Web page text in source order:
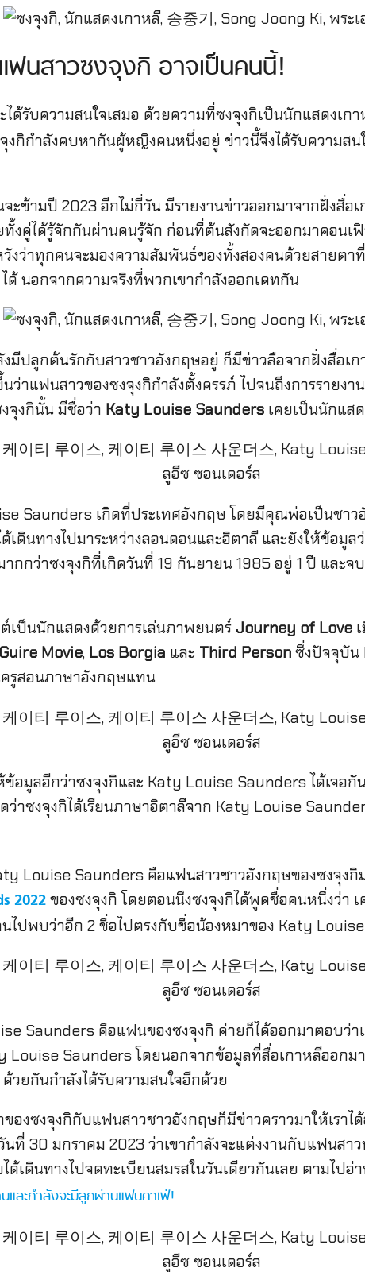
ฟนสาวซงจุงกิ อาจเป็นคนนี้!
ได้รับความสนใจเสมอ ด้วยความที่ซงจุงกิเป็นนักแสดงเ
งกิกำลังคบหากันผู้หญิงคนหนึ่งอยู่ ข่าวนี้จึงได้รับความส
ะข้ามปี 2023 อีกไม่กี่วัน มีรายงานข่าวออกมาจากฝั่งสื่
ทั้งคู่ได้รู้จักกันผ่านคนรู้จัก ก่อนที่ต้นสังกัดจะออกมาคอนเ
ว่าทุกคนจะมองความสัมพันธ์ของทั้งสองคนด้วยสายตา
ด้ นอกจากความจริงที่พวกเขากำลังออกเดทกัน
มีปลูกต้นรักกับสาวชาวอังกฤษอยู่ ก็มีข่าวลือจากฝั่งสื่อเ
ว่าแฟนสาวของซงจุงกิกำลังตั้งครรภ์ ไปจนถึงการรายง
จุงกินั้น มีชื่อว่า Katy Louise Saundersเคยเป็นนักแส
Saunders เกิดที่ประเทศอังกฤษ โดยมีคุณพ่อเป็นชา
เดินทางไปมาระหว่างลอนดอนและอิตาลี และยังให้ข้อมู
กกว่าซงจุงกิที่เกิดวันที่ 19 กันยายน 1985 อยู่ 1 ปี และจ
เป็นนักแสดงด้วยการเล่นภาพยนตร์ Journey of Loveเ
Movie, Los Borgia และ Third Personซึ่งปัจจุบัน
รูสอนภาษาอังกฤษแทน
อมูลอีกว่าซงจุงกิและ Katy Louise Saunders ได้เจอกั
ว่าซงจุงกิได้เรียนภาษาอิตาลีจาก Katy Louise
Louise Saunders คือแฟนสาวชาวอังกฤษของซงจุง
2022ของซงจุงกิ โดยตอนนึงซงจุงกิได้พูดชื่อคนหนึ่งว่า
ไปพบว่าอีก 2 ชื่อไปตรงกับชื่อน้องหมาของ Katy
Saunders คือแฟนของซงจุงกิ ค่ายก็ได้ออกมาตอบว่
Louise Saunders โดยนอกจากข้อมูลที่สื่อเกาหลีออก
วยกันกำลังได้รับความสนใจอีกด้วย
องซงจุงกิกับแฟนสาวชาวอังกฤษก็มีข่าวคราวมาให้เรา
ที่ 30 มกราคม 2023 ว่าเขากำลังจะแต่งงานกับแฟนสา
เดินทางไปจดทะเบียนสมรสในวันเดียวกันเลย ตามไปอ่
ละกำลังจะมีลูกผ่านแฟนคาเฟ่!